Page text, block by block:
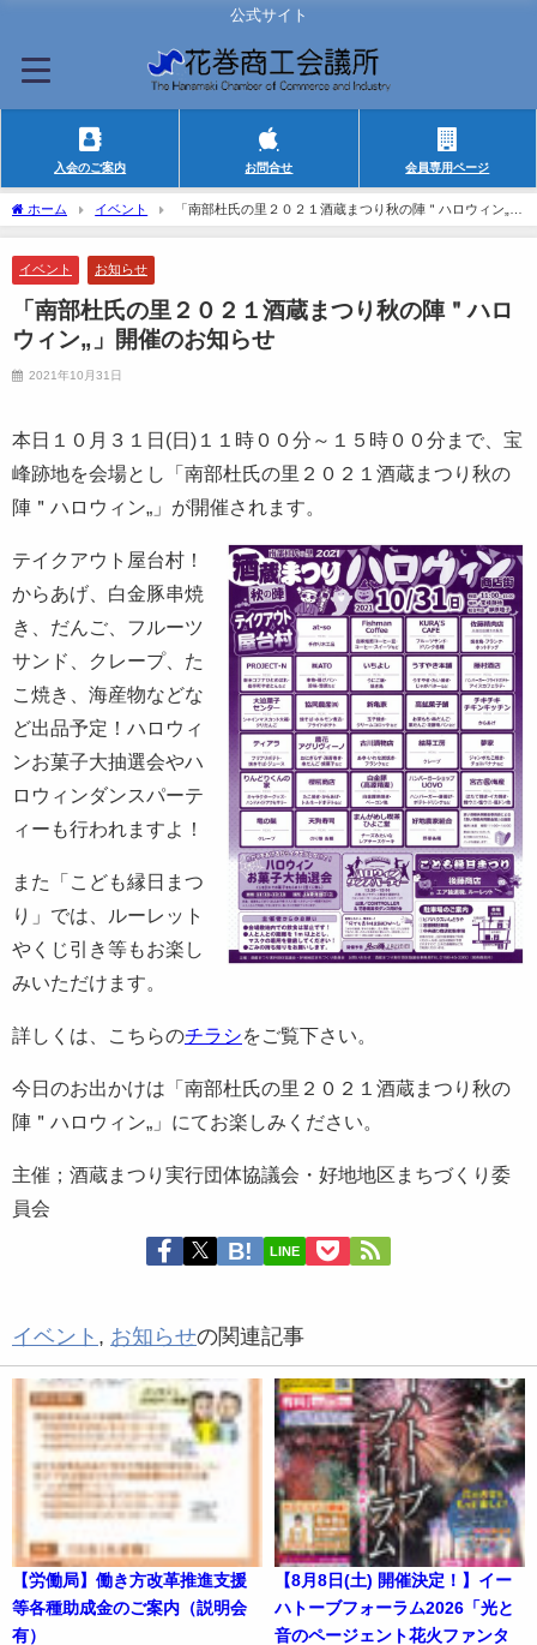
公式サイト
入会のご案内 お問合せ 会員専用ページ
ホーム イベント
「南部杜氏の里２０２１酒蔵まつり秋の陣＂ハロウィン„」
開催のお知らせ
イベント お知らせ
「南部杜氏の里２０２１酒蔵まつり秋の陣＂ハロ
ウィン„」開催のお知らせ
2021年10月31日
本日１０月３１日 (日 ) １１時００分～１５時００分まで、宝
峰跡地を会場とし「南部杜氏の里２０２１酒蔵まつり秋の
陣＂ハロウィン„」が開催されます。
テイクアウト屋台村！
からあげ、白金豚串焼
き、だんご、フルーツ
サンド、クレープ、た
こ焼き、海産物などな
ど出品予定！ハロウィ
ンお菓子大抽選会やハ
ロウィンダンスパーテ
ィーも行われますよ！
また「こども縁日まつ
り」では、ルーレット
やくじ引き等もお楽し
みいただけます。
詳しくは、こちらのチラシをご覧下さい。
今日のお出かけは「南部杜氏の里２０２１酒蔵まつり秋の
陣＂ハロウィン„」にてお楽しみください。
主催；酒蔵まつり実行団体協議会・好地地区まちづくり委
員会
LINE
イベント , お知らせの関連記事
【労働局】働き方改革推進支援
等各種助成金のご案内（説明会
有）
【8月8日(土) 開催決定！】イー
ハトーブフォーラム2026「光と
音のページェント花火ファンタ